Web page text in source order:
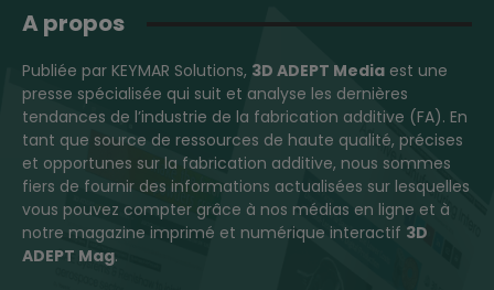
A propos
Publiée par KEYMAR Solutions, 3D ADEPT Media est une
presse spécialisée qui suit et analyse les dernières
tendances de l’industrie de la fabrication additive (FA). En
tant que source de ressources de haute qualité, précises
et opportunes sur la fabrication additive, nous sommes
fiers de fournir des informations actualisées sur lesquelles
vous pouvez compter grâce à nos médias en ligne et à
notre magazine imprimé et numérique interactif 3D
ADEPT Mag.